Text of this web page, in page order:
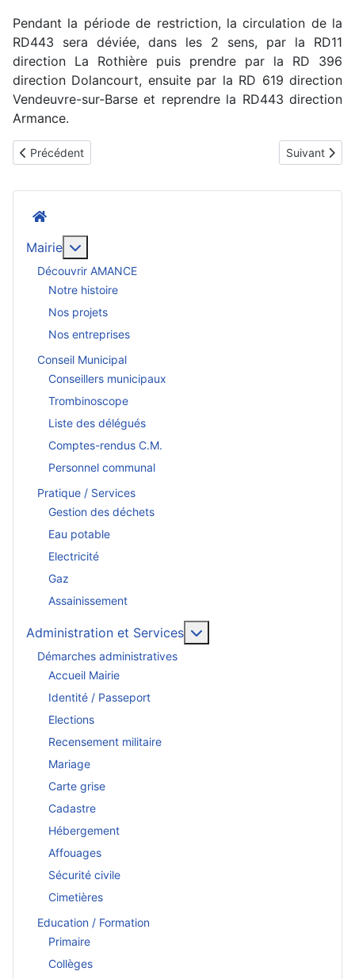
Pendant la période de restriction, la circulation de la
RD443 sera déviée, dans les 2 sens, par la RD11
direction La Rothière puis prendre par la RD 396
direction Dolancourt, ensuite par la RD 619 direction
Vendeuvre-sur-Barse et reprendre la RD443 direction
Armance.
Article précédent : Baisse des taux : l'occasion de revoir votre
Précédent Article
Suivant
Mairie
Découvrir AMANCE
Notre histoire
Nos projets
Nos entreprises
Conseil Municipal
Conseillers municipaux
Trombinoscope
Liste des délégués
Comptes-rendus C.M.
Personnel communal
Pratique / Services
Gestion des déchets
Eau potable
Electricité
Gaz
Assainissement
Administration et Services
Démarches administratives
Accueil Mairie
Identité / Passeport
Elections
Recensement militaire
Mariage
Carte grise
Cadastre
Hébergement
Affouages
Sécurité civile
Cimetières
Education / Formation
Primaire
Collèges